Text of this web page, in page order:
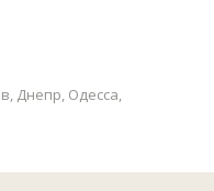
Днепр, Одесса,